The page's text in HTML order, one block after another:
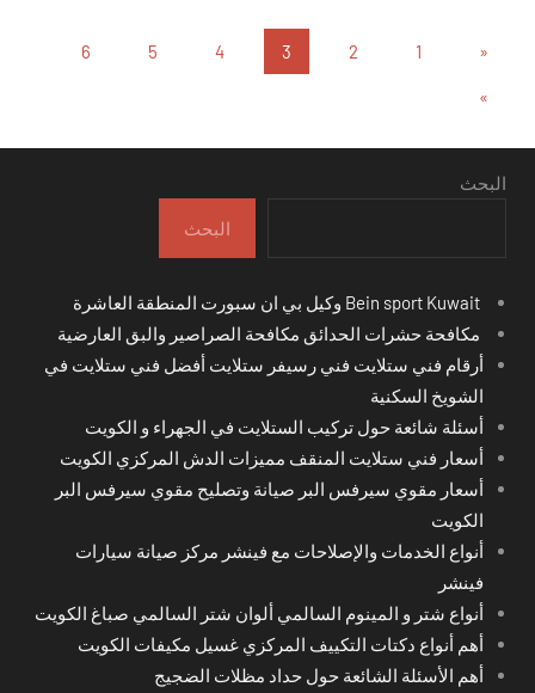
تعدد
صفحات
المقالات
« المقالات
1
2
3
4
5
6
المقالات
»
البحث
البحث
مكافحة حشرات الحدائق مكافحة الصراصير والبق العارضية
أرقام فني ستلايت فني رسيفر ستلايت أفضل فني ستلايت في
الشويخ السكنية
أسئلة شائعة حول تركيب الستلايت في الجهراء و الكويت
أسعار فني ستلايت المنقف مميزات الدش المركزي الكويت
أسعار مقوي سيرفس البر صيانة وتصليح مقوي سيرفس البر
الكويت
أنواع الخدمات والإصلاحات مع فينشر مركز صيانة سيارات
فينشر
أنواع شتر و المينوم السالمي ألوان شتر السالمي صباغ الكويت
أهم أنواع دكتات التكييف المركزي غسيل مكيفات الكويت
أهم الأسئلة الشائعة حول حداد مظلات الضجيج